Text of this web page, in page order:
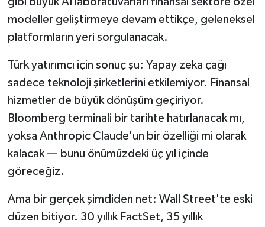
modeller geliştirmeye devam ettikçe, geleneksel
platformların yeri sorgulanacak.
Türk yatırımcı için sonuç şu: Yapay zeka çağı
sadece teknoloji şirketlerini etkilemiyor. Finansal
hizmetler de büyük dönüşüm geçiriyor.
Bloomberg terminali bir tarihte hatırlanacak mı,
yoksa Anthropic Claude'un bir özelliği mi olarak
kalacak — bunu önümüzdeki üç yıl içinde
göreceğiz.
Ama bir gerçek şimdiden net: Wall Street'te eski
düzen bitiyor. 30 yıllık FactSet, 35 yıllık